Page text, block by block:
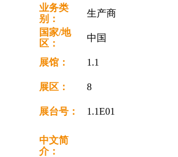
业务类
别：
生产商
国家/地
区：
中国
展馆： 1.1
展区： 8
展台号： 1.1E01
中文简
介：